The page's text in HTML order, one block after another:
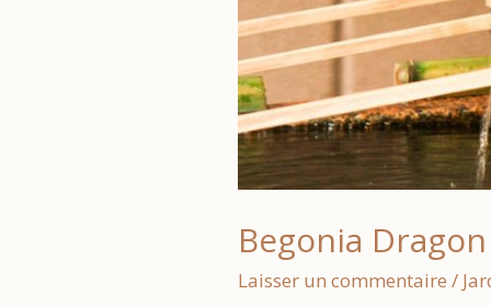
Begonia
Laisser un commentaire /